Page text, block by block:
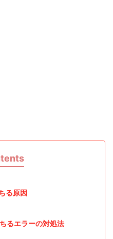
る原因
るエラーの対処法